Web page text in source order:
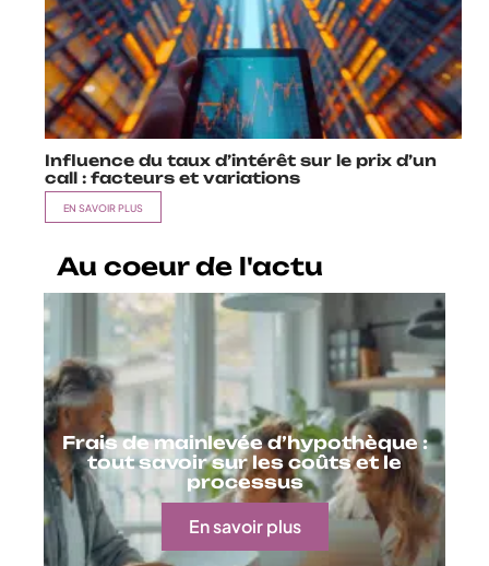
Influence du taux d’intérêt sur le prix d’un
call : facteurs et variations
EN SAVOIR PLUS
Au coeur de l'actu
Frais de mainlevée d’hypothèque :
tout savoir sur les coûts et le
processus
En savoir plus